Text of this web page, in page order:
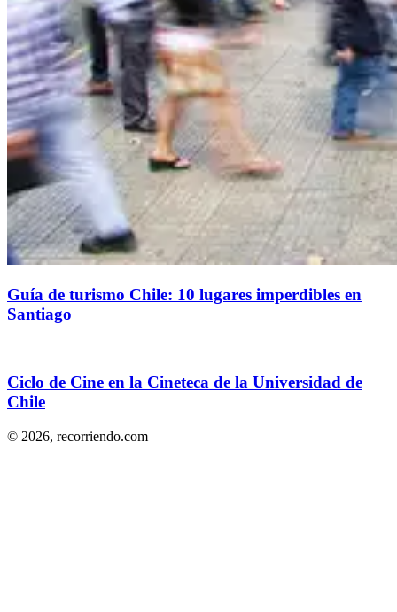
Guía de turismo Chile: 10 lugares imperdibles en
Santiago
Ciclo de Cine en la Cineteca de la Universidad de
Chile
© 2026, recorriendo.com